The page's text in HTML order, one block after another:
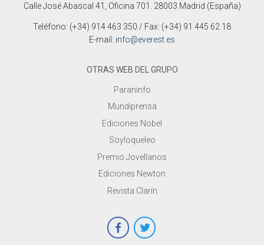
Calle José Abascal 41, Oficina 701. 28003 Madrid (España)
Teléfono: (+34) 914 463 350 / Fax: (+34) 91 445 62 18
E-mail: info@everest.es
OTRAS WEB DEL GRUPO
Paraninfo
Mundiprensa
Ediciones Nobel
Soyloqueleo
Premio Jovellanos
Ediciones Newton
Revista Clarín